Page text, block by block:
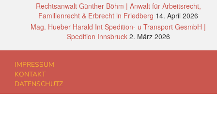
Rechtsanwalt Günther Böhm | Anwalt für Arbeitsrecht,
Familienrecht & Erbrecht in Friedberg 14. April 2026
Mag. Hueber Harald Int Spedition- u Transport GesmbH |
Spedition Innsbruck 2. März 2026
IMPRESSUM
KONTAKT
DATENSCHUTZ